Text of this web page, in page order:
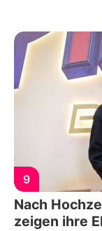
9
Nach
zeigen ihre